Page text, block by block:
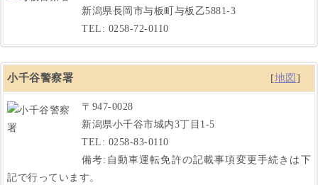
新潟県長岡市与板町与板乙5881-3
TEL: 0258-72-0110
小千谷警察署 [地図 ]
〒947-0028
新潟県小千谷市城内3丁目1-5
TEL: 0258-83-0110
備考:自動車運転免許の記載事項変更手続きは下
記で行っています。